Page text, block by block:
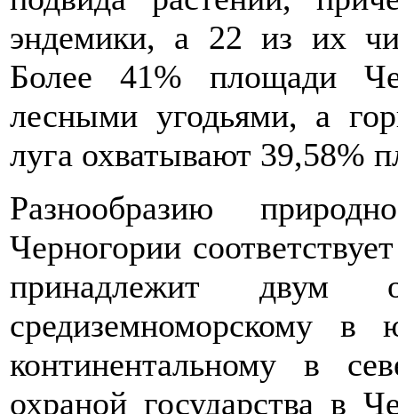
эндемики, а 22 из их
Более 41% площади
лесными угодьями, а
луга охватывают 39,58%
Разнообразию
Черногории
принадлежит двум
средиземноморскому
континентальному в
охраной государства в